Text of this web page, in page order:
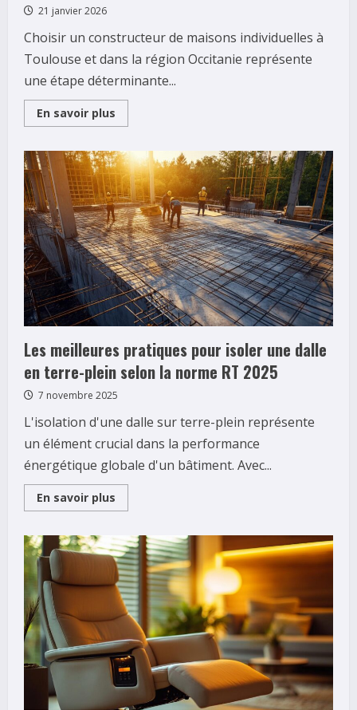
21 janvier 2026
Choisir un constructeur de maisons individuelles à
Toulouse et dans la région Occitanie représente
une étape déterminante...
En savoir plus
more
3
meilleurs
constructeurs
de
maisons
à
Toulouse
en
2026
:
Constructions
Muretaines,
Maisons
France
Confort
et
Construction
Les meilleures pratiques pour isoler une dalle
en terre-plein selon la norme RT 2025
7 novembre 2025
L'isolation d'une dalle sur terre-plein représente
un élément crucial dans la performance
énergétique globale d'un bâtiment. Avec...
En savoir plus
more
meilleures
pratiques
pour
isoler
une
dalle
en
terre-
plein
selon
la
norme
RT
2025